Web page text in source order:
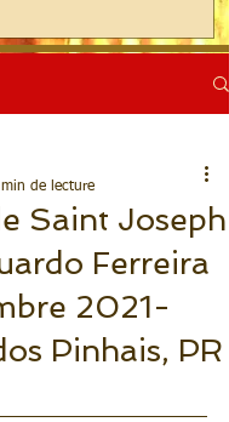
Saint Joseph
Ferreira
2021-
Pinhais, PR
de lecture